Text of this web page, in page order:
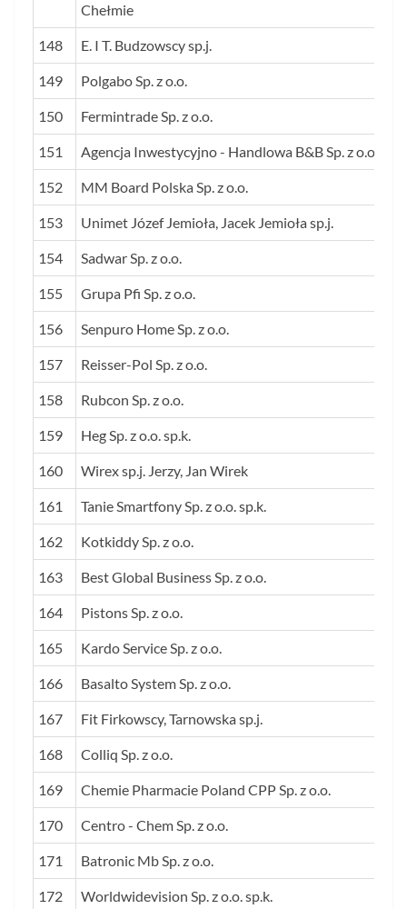
Chełmie
148 E. I T. Budzowscy sp.j.
149 Polgabo Sp. z o.o.
150 Fermintrade Sp. z o.o.
151 Agencja Inwestycyjno - Handlowa B&B Sp. z o.o.
152 MM Board Polska Sp. z o.o.
153 Unimet Józef Jemioła, Jacek Jemioła sp.j.
154 Sadwar Sp. z o.o.
155 Grupa Pfi Sp. z o.o.
156 Senpuro Home Sp. z o.o.
157 Reisser-Pol Sp. z o.o.
158 Rubcon Sp. z o.o.
159 Heg Sp. z o.o. sp.k.
160 Wirex sp.j. Jerzy, Jan Wirek
161 Tanie Smartfony Sp. z o.o. sp.k.
162 Kotkiddy Sp. z o.o.
163 Best Global Business Sp. z o.o.
164 Pistons Sp. z o.o.
165 Kardo Service Sp. z o.o.
166 Basalto System Sp. z o.o.
167 Fit Firkowscy, Tarnowska sp.j.
168 Colliq Sp. z o.o.
169 Chemie Pharmacie Poland CPP Sp. z o.o.
170 Centro - Chem Sp. z o.o.
171 Batronic Mb Sp. z o.o.
172 Worldwidevision Sp. z o.o. sp.k.